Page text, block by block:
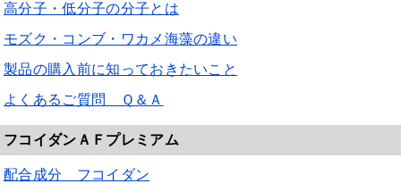
高分子・低分子の分子とは
モズク・コンブ・ワカメ海藻の違い
製品の購入前に知っておきたいこと
よくあるご質問 Ｑ＆Ａ
フコイダンＡＦプレミアム
配合成分 フコイダン